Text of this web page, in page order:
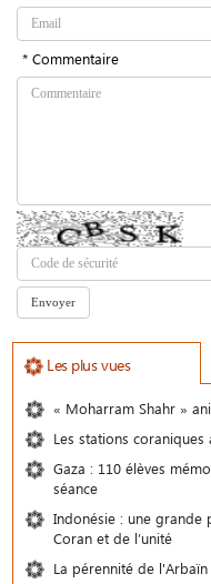
* Commentaire
Les plus vues
« Moharram Shahr »
Les stations
Gaza : 110 élèves
séance
Indonésie : une grande
Coran et de l’unité
La pérennité de